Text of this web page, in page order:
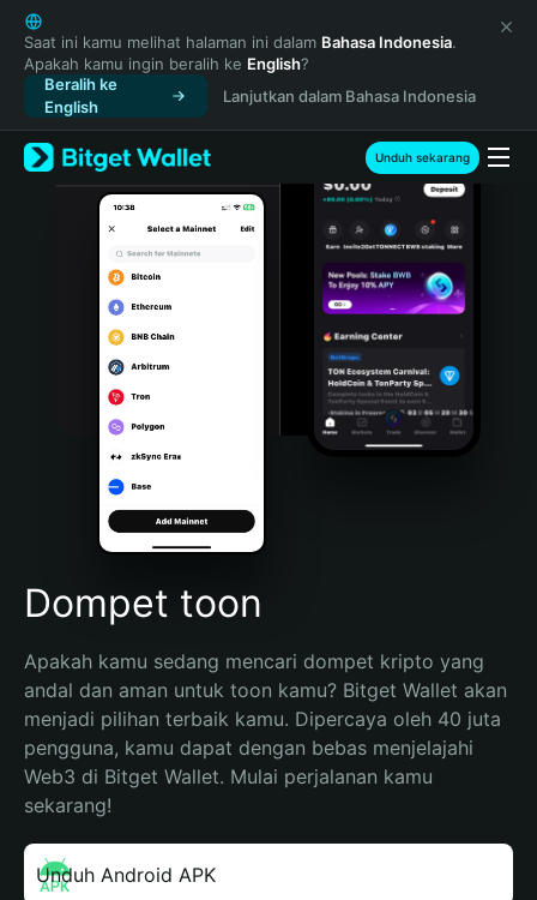
English
日本語
Tiếng Việt
Русский
Español (Latinoamérica)
Türkçe
Italiano
Português (Portugal)
Bahasa Indonesia
Português (Brasil)
Español (Argentina)
Saat ini kamu melihat halaman ini dalam Bahasa Indonesia.
Apakah kamu ingin beralih ke English?
Beralih ke
English
Lanjutkan dalam Bahasa Indonesia
Unduh sekarang
Dompet toon
Apakah kamu sedang mencari dompet kripto yang
andal dan aman untuk toon kamu? Bitget Wallet akan
menjadi pilihan terbaik kamu. Dipercaya oleh 40 juta
pengguna, kamu dapat dengan bebas menjelajahi
Web3 di Bitget Wallet. Mulai perjalanan kamu
sekarang!
Unduh Android APK